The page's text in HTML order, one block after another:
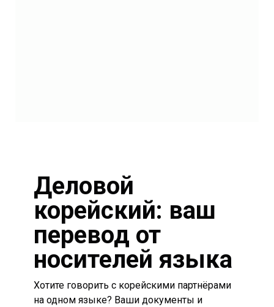
Деловой
корейский: ваш
перевод от
носителей языка
Хотите говорить с корейскими партнёрами
на одном языке? Ваши документы и